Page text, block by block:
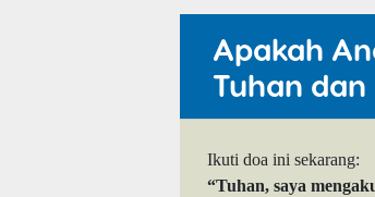
Apakah
Tuhan
Ikuti doa ini sekarang:
“Tuhan, saya